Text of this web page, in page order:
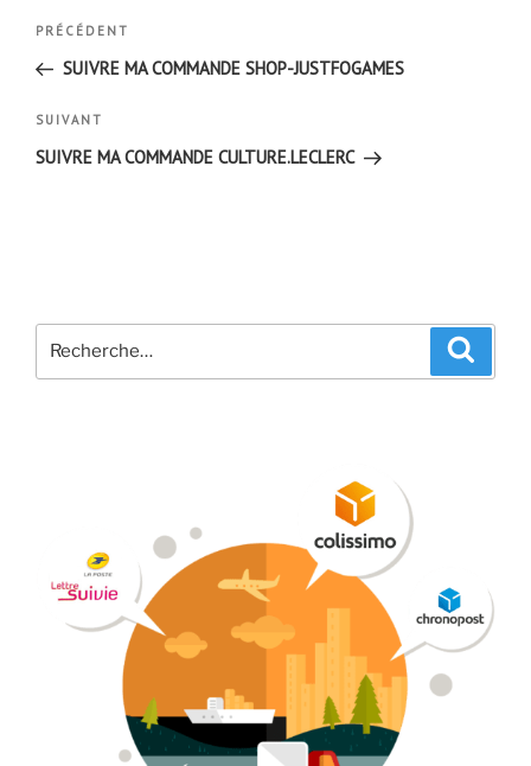
Navigation
l’article
Article
précédent
PRÉCÉDENT
SUIVRE MA COMMANDE SHOP-JUSTFOGAMES
Article
suivant
SUIVANT
SUIVRE MA COMMANDE CULTURE.LECLERC
pour